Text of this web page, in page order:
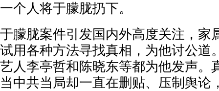
一个人将于朦胧扔下。
于朦胧案件引发国内外高度关注，家
试用各种方法寻找真相，为他讨公道
艺人李亭哲和陈晓东等都为他发声。
当中共当局却一直在删贴、压制舆论